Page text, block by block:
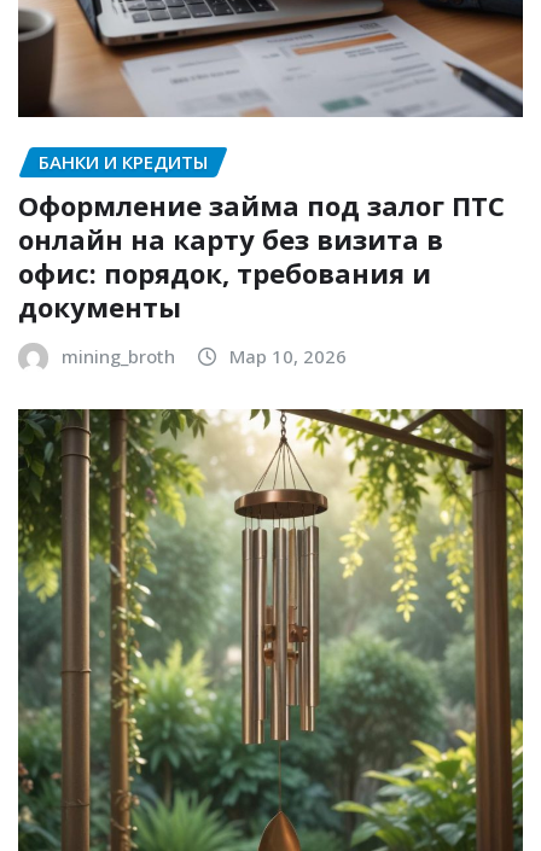
БАНКИ И КРЕДИТЫ
Оформление займа под залог ПТС
онлайн на карту без визита в
офис: порядок, требования и
документы
mining_broth Мар 10, 2026